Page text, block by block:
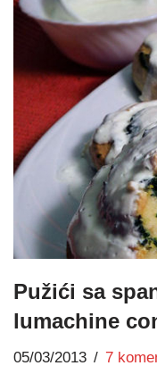
Pužići sa
lumachine
05/03/2013
7